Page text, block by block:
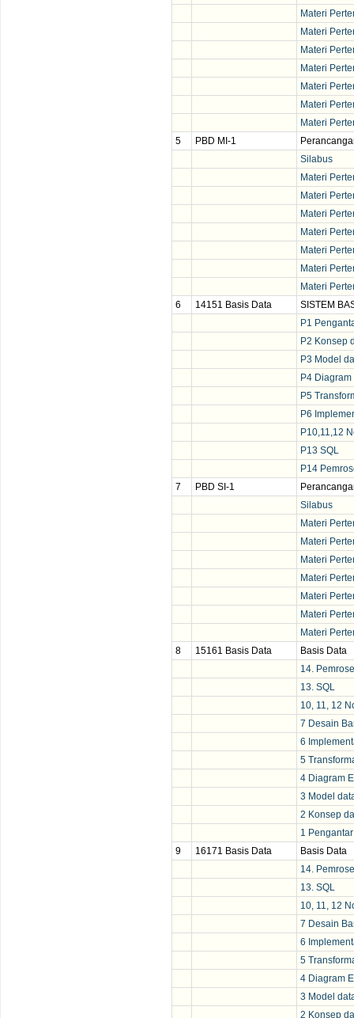
Materi
Materi
Materi
Materi
Materi
Materi
Materi
5
PBD MI-1
Silabus
Materi
Materi
Materi
Materi
Materi
Materi
Materi
6
14151 Basis Data
SISTEM
P1
P2 Konsep
P3 Model
P4 Diagram
P5
P6
P10,11,12
P13 SQL
P14
7
PBD SI-1
Silabus
Materi
Materi
Materi
Materi
Materi
Materi
Materi
8
15161 Basis Data
Basis Data
14.
13. SQL
10, 11, 12
7 Desain
6
5
4 Diagram
3 Model
2 Konsep
1
9
16171 Basis Data
Basis Data
14.
13. SQL
10, 11, 12
7 Desain
6
5
4 Diagram
3 Model
2 Konsep